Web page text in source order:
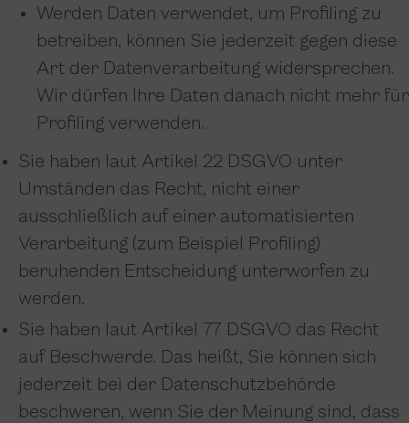
Werden Daten verwendet, um Profiling zu
betreiben, können Sie jederzeit gegen diese
Art der Datenverarbeitung widersprechen.
Wir dürfen Ihre Daten danach nicht mehr für
Profiling verwenden.
Sie haben laut Artikel 22 DSGVO unter
Umständen das Recht, nicht einer
ausschließlich auf einer automatisierten
Verarbeitung (zum Beispiel Profiling)
beruhenden Entscheidung unterworfen zu
werden.
Sie haben laut Artikel 77 DSGVO das Recht
auf Beschwerde. Das heißt, Sie können sich
jederzeit bei der Datenschutzbehörde
beschweren, wenn Sie der Meinung sind, dass